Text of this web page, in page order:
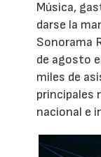
Música,
darse la
Sonorama
de agosto
miles de
principales
nacional e